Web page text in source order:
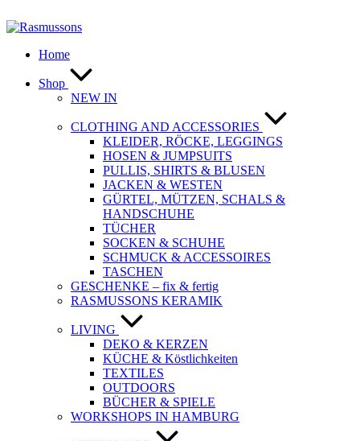
Inhalt
Home
Shop
NEW IN
CLOTHING AND ACCESSORIES
KLEIDER, RÖCKE, LEGGINGS
HOSEN & JUMPSUITS
PULLIS, SHIRTS & BLUSEN
JACKEN & WESTEN
GÜRTEL, MÜTZEN, SCHALS &
HANDSCHUHE
TÜCHER
SOCKEN & SCHUHE
SCHMUCK & ACCESSOIRES
TASCHEN
GESCHENKE – fix & fertig
RASMUSSONS KERAMIK
LIVING
DEKO & KERZEN
KÜCHE & Köstlichkeiten
TEXTILES
OUTDOORS
BÜCHER & SPIELE
WORKSHOPS IN HAMBURG